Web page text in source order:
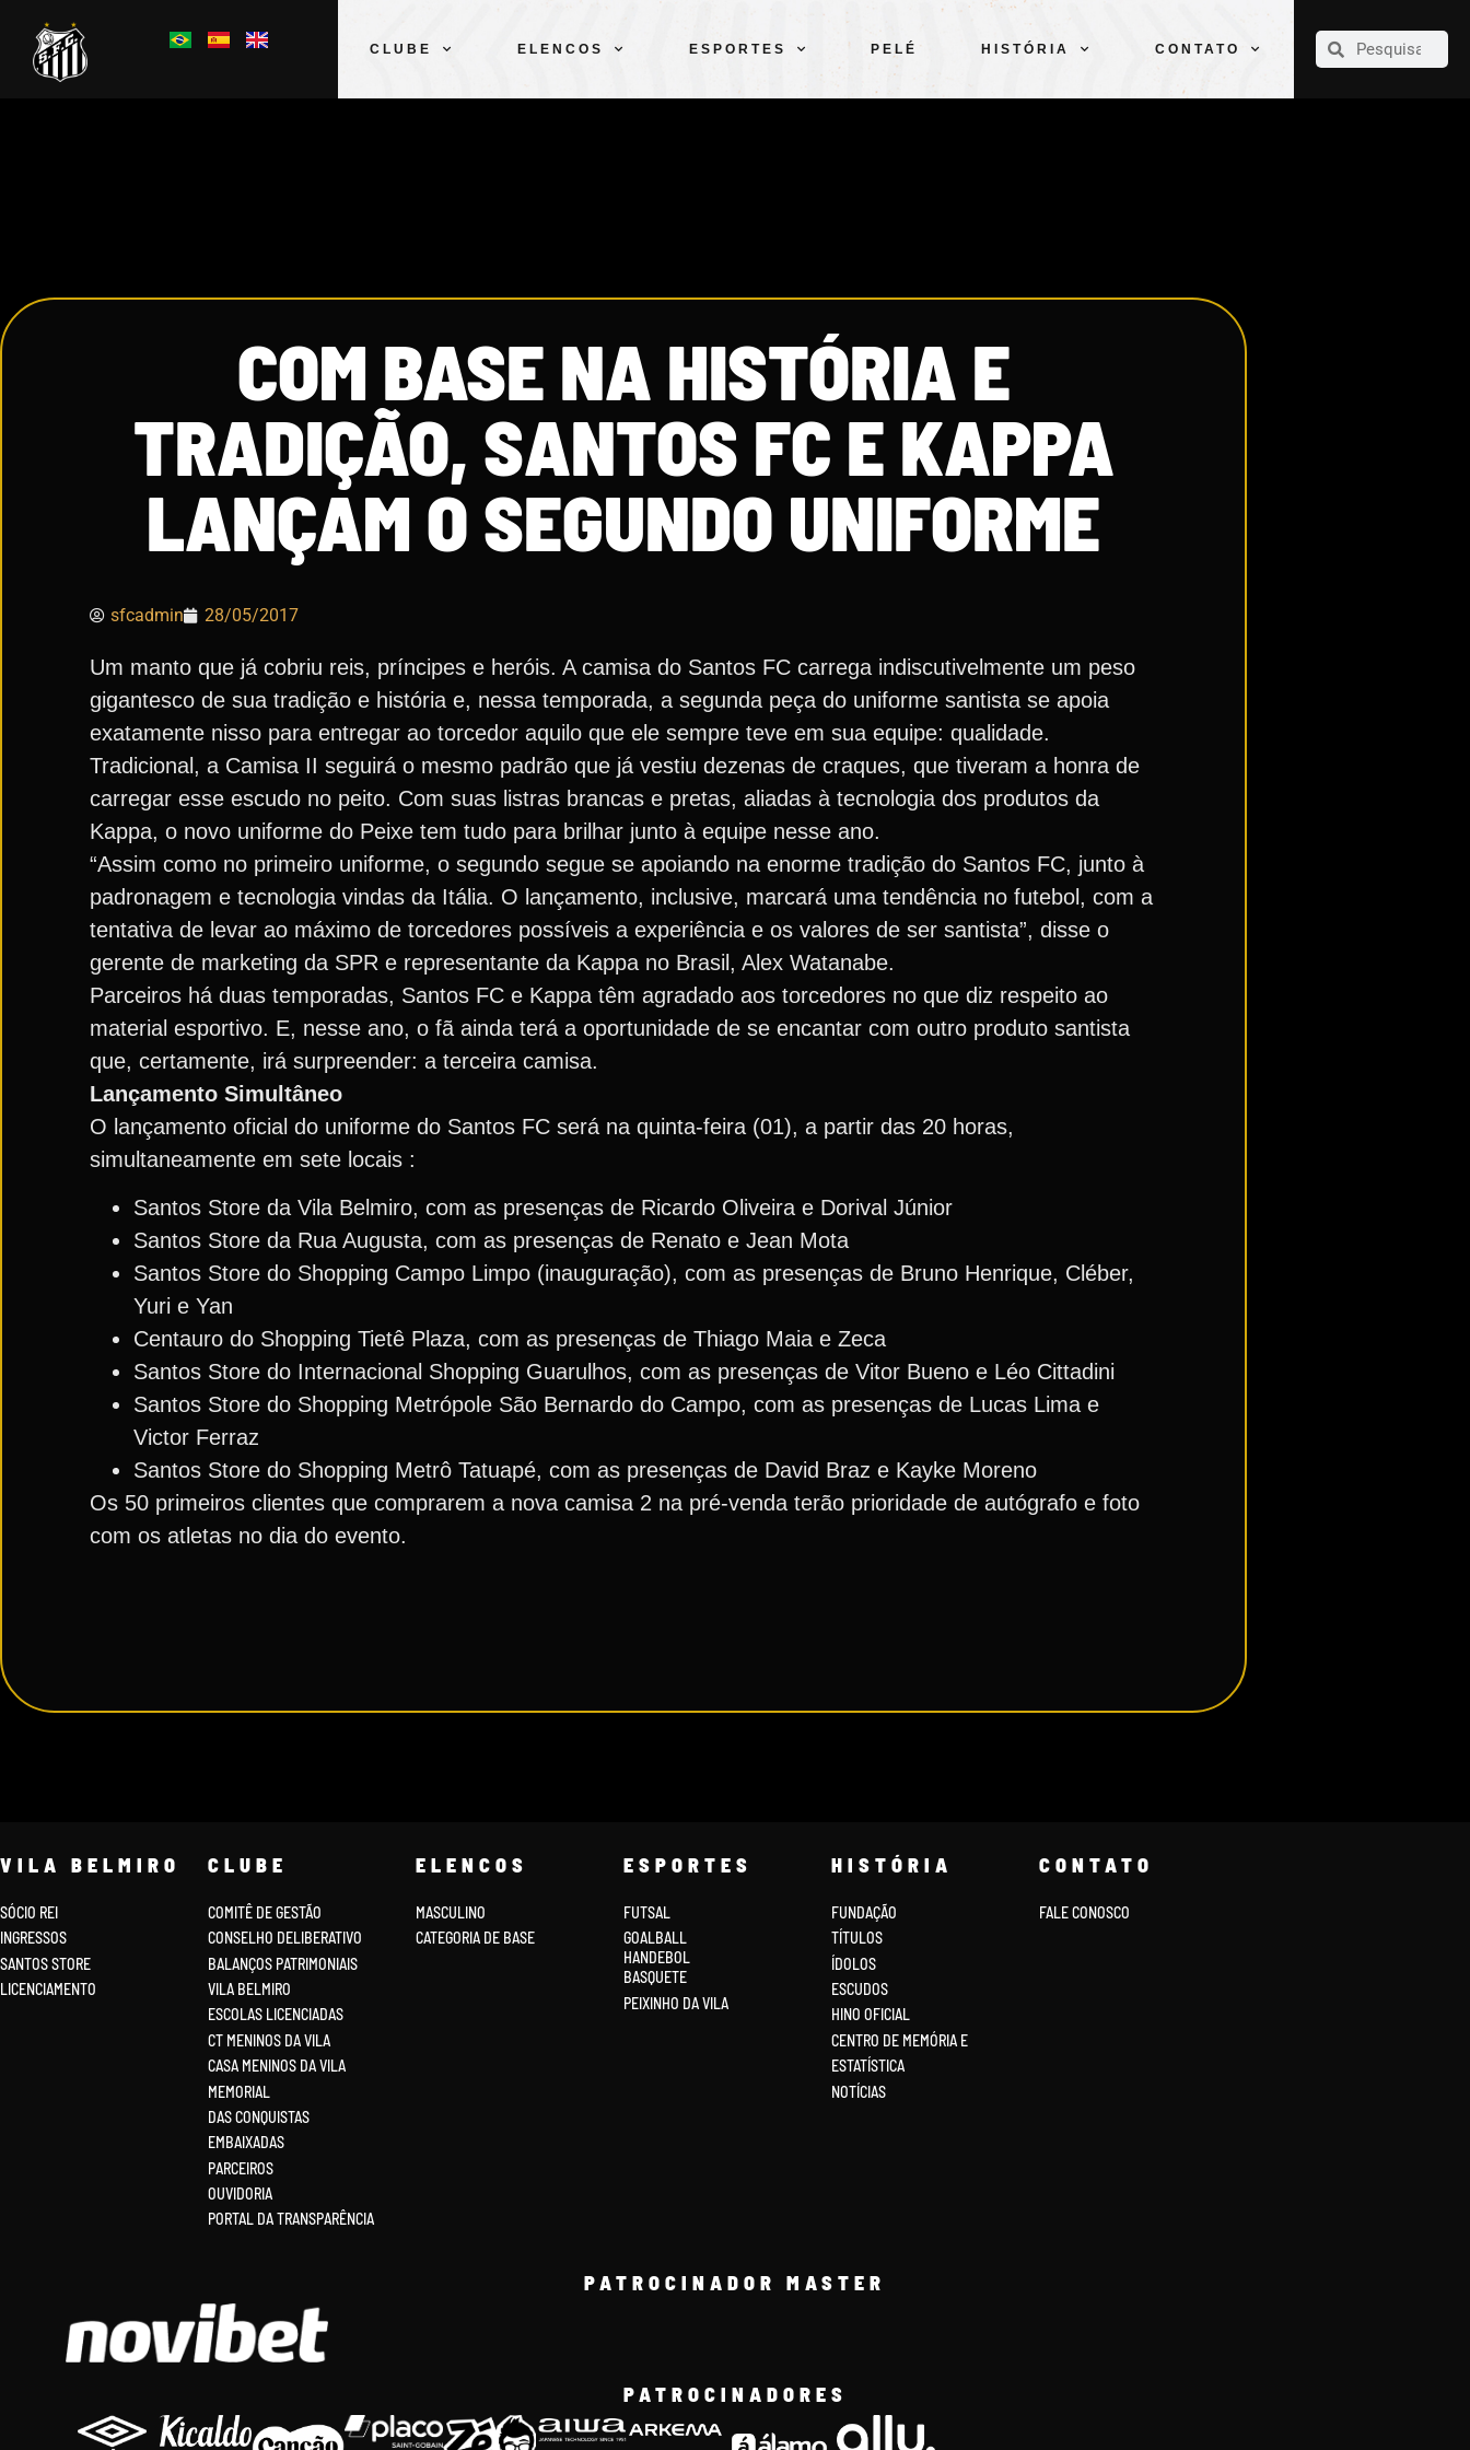
CLUBE ELENCOS ESPORTES PELÉ HISTÓRIA CONTATO
CLUBE
COM BASE NA HISTÓRIA E
TRADIÇÃO, SANTOS FC E KAPPA
LANÇAM O SEGUNDO UNIFORME
sfcadmin 28/05/2017
Um manto que já cobriu reis, príncipes e heróis. A camisa do Santos FC carrega indiscutivelmente um peso
gigantesco de sua tradição e história e, nessa temporada, a segunda peça do uniforme santista se apoia
exatamente nisso para entregar ao torcedor aquilo que ele sempre teve em sua equipe: qualidade.
Tradicional, a Camisa II seguirá o mesmo padrão que já vestiu dezenas de craques, que tiveram a honra de
carregar esse escudo no peito. Com suas listras brancas e pretas, aliadas à tecnologia dos produtos da
Kappa, o novo uniforme do Peixe tem tudo para brilhar junto à equipe nesse ano.
“Assim como no primeiro uniforme, o segundo segue se apoiando na enorme tradição do Santos FC, junto à
padronagem e tecnologia vindas da Itália. O lançamento, inclusive, marcará uma tendência no futebol, com a
tentativa de levar ao máximo de torcedores possíveis a experiência e os valores de ser santista”, disse o
gerente de marketing da SPR e representante da Kappa no Brasil, Alex Watanabe.
Parceiros há duas temporadas, Santos FC e Kappa têm agradado aos torcedores no que diz respeito ao
material esportivo. E, nesse ano, o fã ainda terá a oportunidade de se encantar com outro produto santista
que, certamente, irá surpreender: a terceira camisa.
Lançamento Simultâneo
O lançamento oficial do uniforme do Santos FC será na quinta-feira (01), a partir das 20 horas,
simultaneamente em sete locais :
Santos Store da Vila Belmiro, com as presenças de Ricardo Oliveira e Dorival Júnior
Santos Store da Rua Augusta, com as presenças de Renato e Jean Mota
Santos Store do Shopping Campo Limpo (inauguração), com as presenças de Bruno Henrique, Cléber,
Yuri e Yan
Centauro do Shopping Tietê Plaza, com as presenças de Thiago Maia e Zeca
Santos Store do Internacional Shopping Guarulhos, com as presenças de Vitor Bueno e Léo Cittadini
Santos Store do Shopping Metrópole São Bernardo do Campo, com as presenças de Lucas Lima e
Victor Ferraz
Santos Store do Shopping Metrô Tatuapé, com as presenças de David Braz e Kayke Moreno
Os 50 primeiros clientes que comprarem a nova camisa 2 na pré-venda terão prioridade de autógrafo e foto
com os atletas no dia do evento.
VILA BELMIRO
SÓCIO REI
INGRESSOS
SANTOS STORE
LICENCIAMENTO
CLUBE
COMITÊ DE GESTÃO
CONSELHO DELIBERATIVO
BALANÇOS PATRIMONIAIS
VILA BELMIRO
ESCOLAS LICENCIADAS
CT MENINOS DA VILA
CASA MENINOS DA VILA
MEMORIAL
DAS CONQUISTAS
EMBAIXADAS
PARCEIROS
OUVIDORIA
PORTAL DA TRANSPARÊNCIA
ELENCOS
MASCULINO
CATEGORIA DE BASE
ESPORTES
FUTSAL
GOALBALL
HANDEBOL
BASQUETE
PEIXINHO DA VILA
HISTÓRIA
FUNDAÇÃO
TÍTULOS
ÍDOLOS
ESCUDOS
HINO OFICIAL
CENTRO DE MEMÓRIA E
ESTATÍSTICA
NOTÍCIAS
CONTATO
FALE CONOSCO
PATROCINADOR MASTER
PATROCINADORES